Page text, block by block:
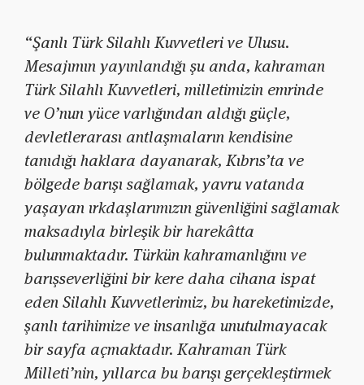
“Şanlı Türk Silahlı Kuvvetleri ve Ulusu.
Mesajımın yayınlandığı şu anda, kahraman
Türk Silahlı Kuvvetleri, milletimizin emrinde
ve O’nun yüce varlığından aldığı güçle,
devletlerarası antlaşmaların kendisine
tanıdığı haklara dayanarak, Kıbrıs’ta ve
bölgede barışı sağlamak, yavru vatanda
yaşayan ırkdaşlarımızın güvenliğini sağlamak
maksadıyla birleşik bir harekâtta
bulunmaktadır. Türkün kahramanlığını ve
barışseverliğini bir kere daha cihana ispat
eden Silahlı Kuvvetlerimiz, bu hareketimizde,
şanlı tarihimize ve insanlığa unutulmayacak
bir sayfa açmaktadır. Kahraman Türk
Milleti’nin, yıllarca bu barışı gerçekleştirmek